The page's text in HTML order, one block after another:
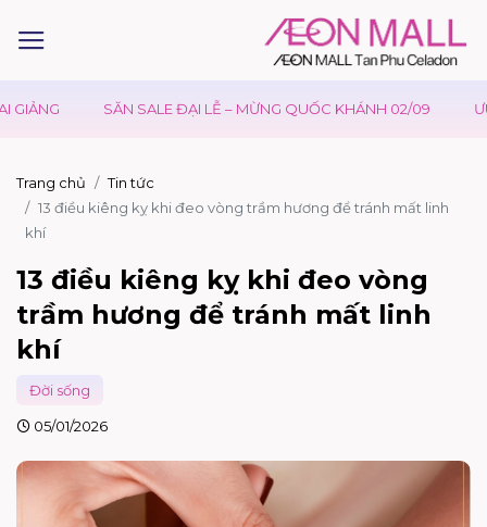
ĐẠI LỄ – MỪNG QUỐC KHÁNH 02/09 ƯU ĐÃI WAON TẠI
Trang chủ
Tin tức
13 điều kiêng kỵ khi đeo vòng trầm hương để tránh mất linh
khí
13 điều kiêng kỵ khi đeo vòng
trầm hương để tránh mất linh
khí
Đời sống
05/01/2026